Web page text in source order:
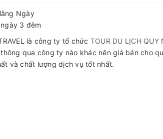
Ngày
3 đêm
là công ty tổ chức TOUR DU LỊCH QUY
qua công ty nào khác nên giá bán cho
và chất lượng dịch vụ tốt nhất.